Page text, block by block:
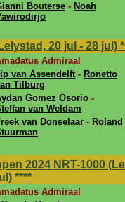
Bouterse - Noah
20 jul - 28 jul)
Admiraal
van Assendelft- Ronetto
Tilburg
Gomez Osorio -
van Weldam
van Donselaar - Roland
2024 NRT-1000
****
Admiraal